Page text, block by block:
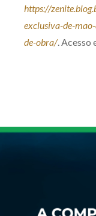
https://
exclusiva-de-
de-obra/. Acesso